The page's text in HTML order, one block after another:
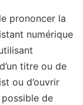
prononcer la
numérique
titre ou de
ou d’ouvrir
de